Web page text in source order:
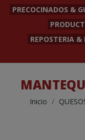
PRECOCINADOS &
REPOSTERIA &
Inicio